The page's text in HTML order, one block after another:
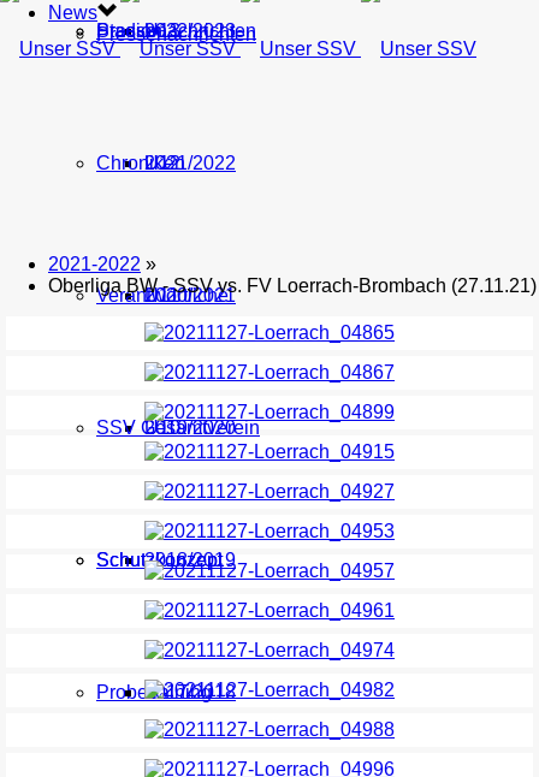
U13
U12
U11
U10
Schutzkonzept
Probetraining
2022/2023
2021/2022
2020/2021
2019/2020
2018/2019
2017/2018
Stadion
Chroniken
Verantwortliche
SSV Gesamtverein
Schutzkonzept
Pressenachrichten
News
Pressenachrichten
2021-2022 »
Oberliga BW - SSV vs. FV Loerrach-Brombach (27.11.21)